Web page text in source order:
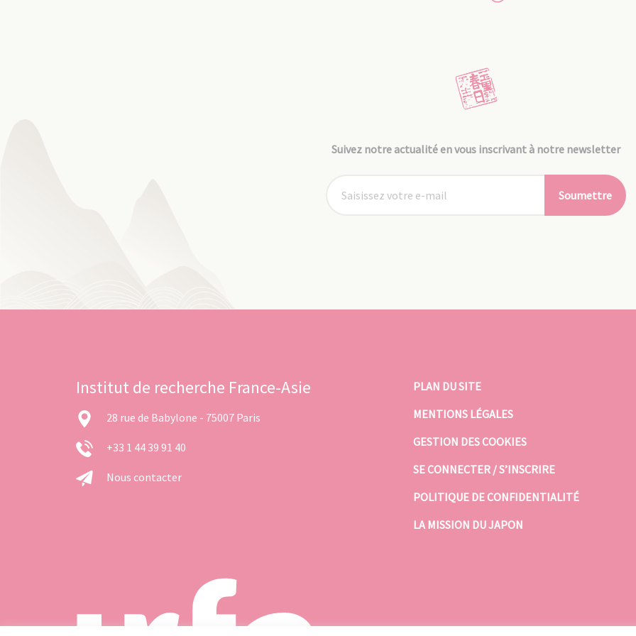
Suivez notre actualité en vous inscrivant à notre newsletter
Soumettre
Institut de recherche France-Asie
28 rue de Babylone - 75007 Paris
+33 1 44 39 91 40
Nous contacter
PLAN DU SITE
MENTIONS LÉGALES
GESTION DES COOKIES
SE CONNECTER / S’INSCRIRE
POLITIQUE DE CONFIDENTIALITÉ
LA MISSION DU JAPON